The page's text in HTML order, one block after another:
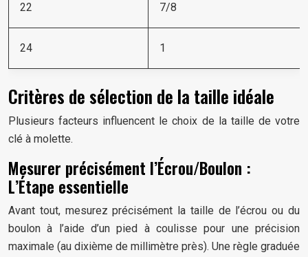
22 7/8
24 1
Critères de sélection de la taille idéale
Plusieurs facteurs influencent le choix de la taille de votre
clé à molette.
Mesurer précisément l’Écrou/Boulon :
L’Étape essentielle
Avant tout, mesurez précisément la taille de l’écrou ou du
boulon à l’aide d’un pied à coulisse pour une précision
maximale (au dixième de millimètre près). Une règle graduée